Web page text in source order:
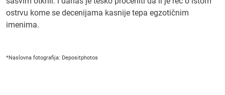
ostrvu kome se decenijama kasnije tepa egzotičnim
imenima.
*Naslovna fotografija: Depositphotos